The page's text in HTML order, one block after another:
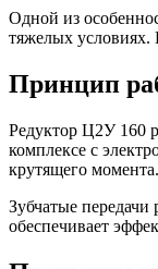
Одной из
тяжелых условиях.
Принцип
Редуктор Ц2У 160
комплексе с
крутящего момента.
Зубчатые
обеспечивает